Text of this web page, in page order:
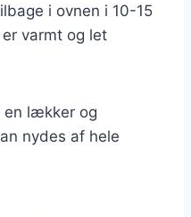
i ovnen i 10-15
varmt og let
en lækker og
nydes af hele